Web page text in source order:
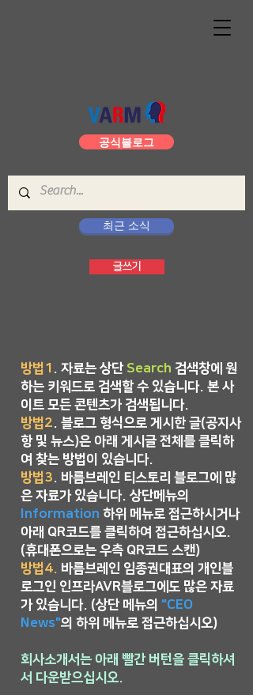
공식블로그
글쓰기
최근 소식
방법1 . 자료는 상단 Search 검색창에 원
하는 키워드로 검색할 수 있습니다. 본 사
이트 모든 콘텐츠가 검색됩니다.
방법2. 블로그 형식으로 게시한 글(공지사
항 및 뉴스)은 아래 게시글 전체를 클릭하
여 찾는 방법이 있습니다.
​방법3. 바름브레인 티스토리 블로그에 많
은 자료가 있습니다. 상단메뉴의
Information 하위 메뉴로 접근하시거나
아래 QR코드를 클릭하여 접근하십시오.
(휴대폰으로는 우측 QR코드 스캔)
방법4. 바름브레인 임종권대표의 개인블
로그인 인프라AVR블로그에도 많은 자료
가 있습니다. (상단 메뉴의 "CEO
News"의 하위 메뉴로 접근하십시오)
회사소개서는 아래 빨간 버턴을 클릭하셔
서 다운받으십시오.